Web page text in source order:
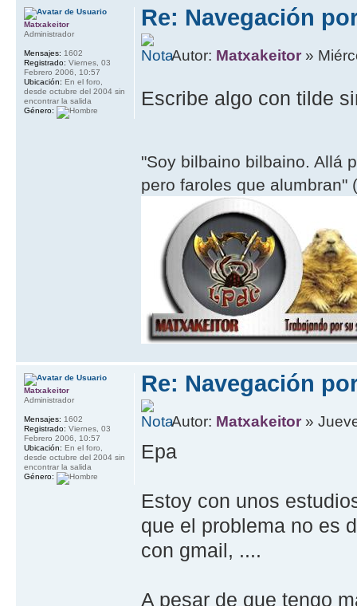
Re: Navegación
Autor: Matxakeitor »
Escribe algo con tilde
"Soy bilbaino bilbaino. Allá
pero faroles que alumbran"
Matxakeitor
Administrador
Mensajes: 1602
Registrado: Viernes, 03
Febrero 2006, 10:57
Ubicación: En el foro,
desde octubre del 2004 sin
encontrar la salida
Género:
Re: Navegación
Autor: Matxakeitor »
Epa
Estoy con unos
que el problema no es
con gmail, ....
A pesar de que tengo
Matxakeitor
Administrador
Mensajes: 1602
Registrado: Viernes, 03
Febrero 2006, 10:57
Ubicación: En el foro,
desde octubre del 2004 sin
encontrar la salida
Género: